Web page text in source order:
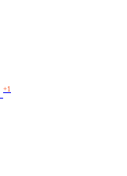
+1